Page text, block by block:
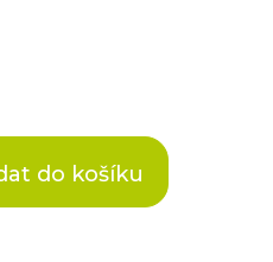
do košíku